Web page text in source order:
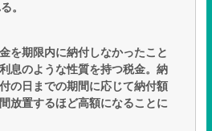
。
を期限内に納付しなかったこと
息のような性質を持つ税金。納
の日までの期間に応じて納付額
放置するほど高額になることに